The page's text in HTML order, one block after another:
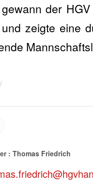
der
zeigte eine
: Thomas Friedrich